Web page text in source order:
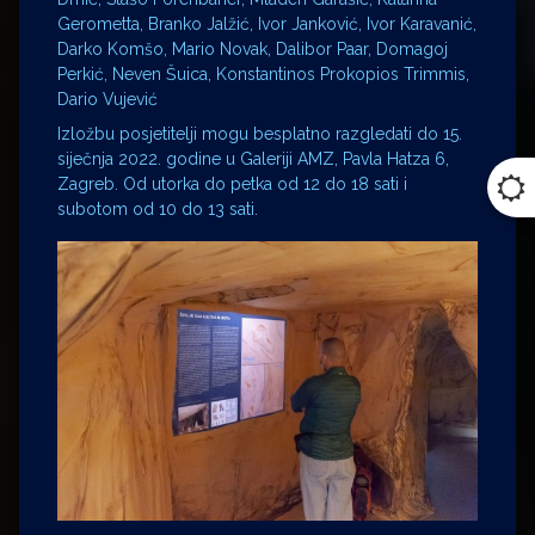
Gerometta, Branko Jalžić, Ivor Janković, Ivor Karavanić,
Darko Komšo, Mario Novak, Dalibor Paar, Domagoj
Perkić, Neven Šuica, Konstantinos Prokopios Trimmis,
Dario Vujević
Izložbu posjetitelji mogu besplatno razgledati do 15.
siječnja 2022. godine u Galeriji AMZ, Pavla Hatza 6,
Zagreb. Od utorka do petka od 12 do 18 sati i
subotom od 10 do 13 sati.